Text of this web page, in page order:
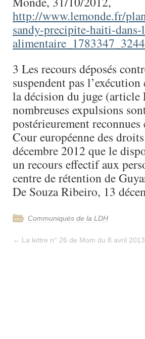
http://www.lemonde.fr/
sandy-precipite-haiti-
3 Les recours déposés
suspendent pas
la décision du juge (article
nombreuses expulsions
postérieurement
Cour européenne des
décembre 2012 que le
un recours effectif aux
centre de rétention de
De Souza Ribeiro, 13
Communiqués de la LDH
← La lettre n° 26 de Mom du 8 avril 2013